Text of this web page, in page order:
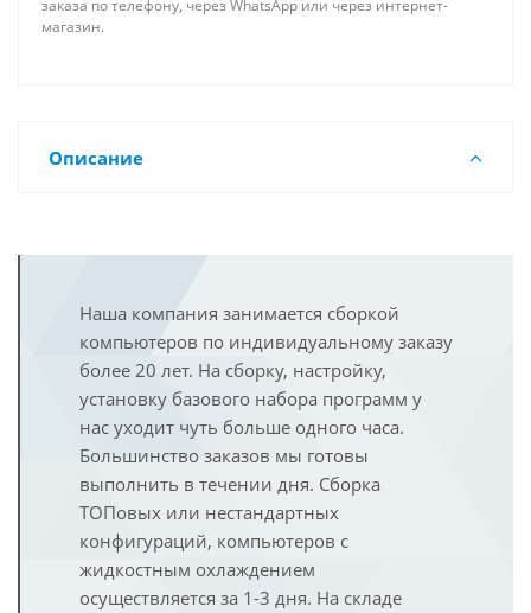
заказа по телефону, через WhatsApp или через интернет-
магазин.
Описание
Наша компания занимается сборкой
компьютеров по индивидуальному заказу
более 20 лет. На сборку, настройку,
установку базового набора программ у
нас уходит чуть больше одного часа.
Большинство заказов мы готовы
выполнить в течении дня. Сборка
ТОПовых или нестандартных
конфигураций, компьютеров с
жидкостным охлаждением
осуществляется за 1-3 дня. На складе